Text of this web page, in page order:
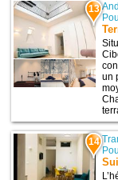
13
un
14